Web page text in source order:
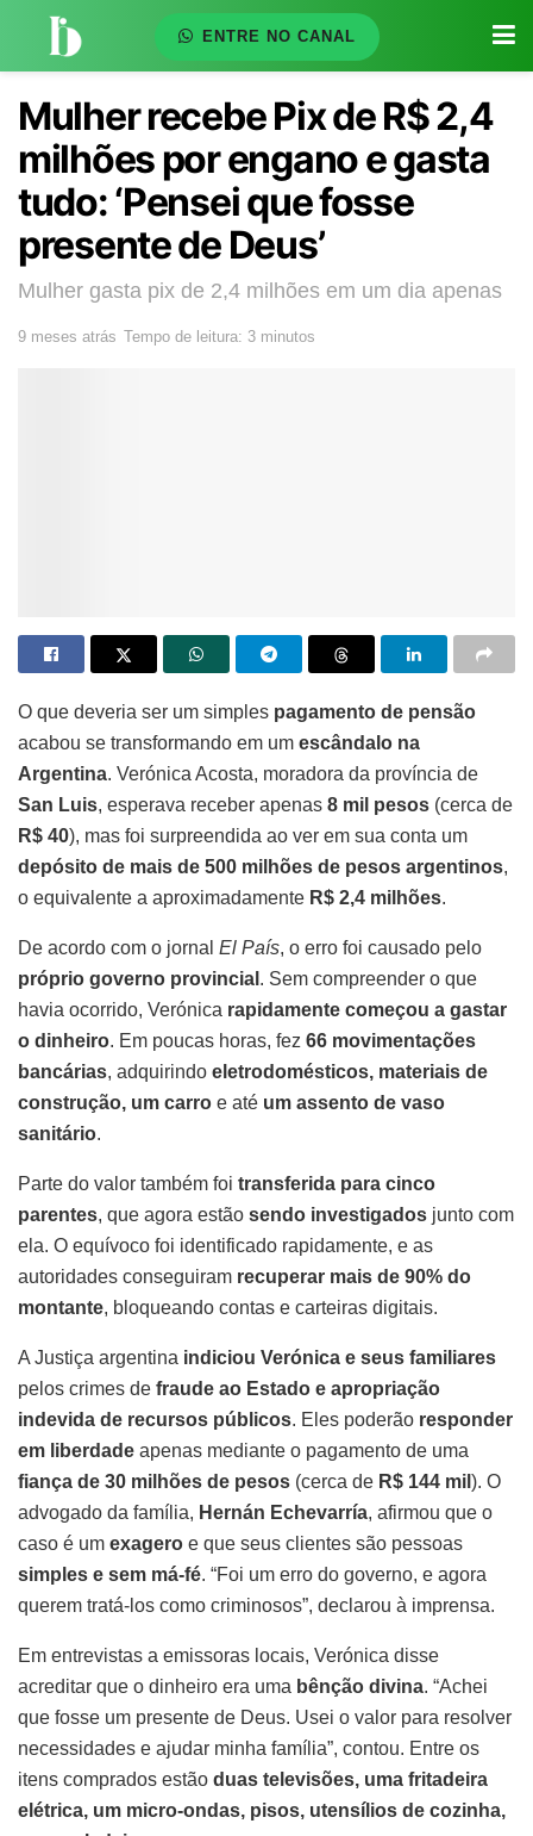
ENTRE NO CANAL
Mulher recebe Pix de R$ 2,4
milhões por engano e gasta
tudo: ‘Pensei que fosse
presente de Deus’
Mulher gasta pix de 2,4 milhões em um dia apenas
9 meses atrás Tempo de leitura: 3 minutos
O que deveria ser um simples pagamento de pensão
acabou se transformando em um escândalo na
Argentina. Verónica Acosta, moradora da província de
San Luis, esperava receber apenas 8 mil pesos (cerca de
R$ 40), mas foi surpreendida ao ver em sua conta um
depósito de mais de 500 milhões de pesos argentinos,
o equivalente a aproximadamente R$ 2,4 milhões.
De acordo com o jornal El País, o erro foi causado pelo
próprio governo provincial . Sem compreender o que
havia ocorrido, Verónica rapidamente começou a gastar
o dinheiro. Em poucas horas, fez 66 movimentações
bancárias, adquirindo eletrodomésticos, materiais de
construção, um carro e até um assento de vaso
sanitário.
Parte do valor também foi transferida para cinco
parentes, que agora estão sendo investigados junto com
ela. O equívoco foi identificado rapidamente, e as
autoridades conseguiram recuperar mais de 90% do
montante, bloqueando contas e carteiras digitais.
A Justiça argentina indiciou Verónica e seus familiares
pelos crimes de fraude ao Estado e apropriação
indevida de recursos públicos. Eles poderão responder
em liberdade apenas mediante o pagamento de uma
fiança de 30 milhões de pesos (cerca de R$ 144 mil ). O
advogado da família, Hernán Echevarría, afirmou que o
caso é um exagero e que seus clientes são pessoas
simples e sem má-fé. “Foi um erro do governo, e agora
querem tratá-los como criminosos”, declarou à imprensa.
Em entrevistas a emissoras locais, Verónica disse
acreditar que o dinheiro era uma bênção divina. “Achei
que fosse um presente de Deus. Usei o valor para resolver
necessidades e ajudar minha família”, contou. Entre os
itens comprados estão duas televisões, uma fritadeira
elétrica, um micro-ondas, pisos, utensílios de cozinha,